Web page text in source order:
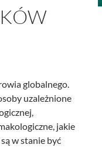
globalnego.
uzależnione
jakie
w stanie być